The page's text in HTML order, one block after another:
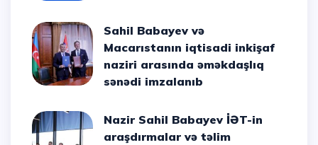
Sahil Babayev və
Macarıstanın iqtisadi inkişaf
naziri arasında əməkdaşlıq
sənədi imzalanıb
Nazir Sahil Babayev İƏT-in
araşdırmalar və təlim